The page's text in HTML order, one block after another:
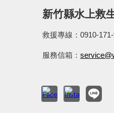
新竹縣水上救
救援專線：0910-
服務信箱：